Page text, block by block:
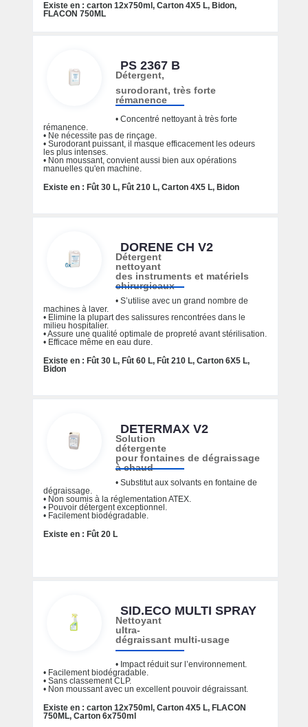
Existe en : carton 12x750ml, Carton 4X5 L, Bidon,
FLACON 750ML
PS 2367 B
Détergent,
surodorant, très forte
rémanence
• Concentré nettoyant à très forte
rémanence.
• Ne nécessite pas de rinçage.
• Surodorant puissant, il masque efficacement les odeurs
les plus intenses.
• Non moussant, convient aussi bien aux opérations
manuelles qu'en machine.
Existe en : Fût 30 L, Fût 210 L, Carton 4X5 L, Bidon
DORENE CH V2
Détergent
nettoyant
des instruments et matériels
chirurgicaux
• S’utilise avec un grand nombre de
machines à laver.
• Elimine la plupart des salissures rencontrées dans le
milieu hospitalier.
• Assure une qualité optimale de propreté avant stérilisation.
• Efficace même en eau dure.
Existe en : Fût 30 L, Fût 60 L, Fût 210 L, Carton 6X5 L,
Bidon
DETERMAX V2
Solution
détergente
pour fontaines de dégraissage
à chaud
• Substitut aux solvants en fontaine de
dégraissage.
• Non soumis à la réglementation ATEX.
• Pouvoir détergent exceptionnel.
• Facilement biodégradable.
Existe en : Fût 20 L
SID.ECO MULTI SPRAY
Nettoyant
ultra-
dégraissant multi-usage
• Impact réduit sur l’environnement.
• Facilement biodégradable.
• Sans classement CLP.
• Non moussant avec un excellent pouvoir dégraissant.
Existe en : carton 12x750ml, Carton 4X5 L, FLACON
750ML, Carton 6x750ml